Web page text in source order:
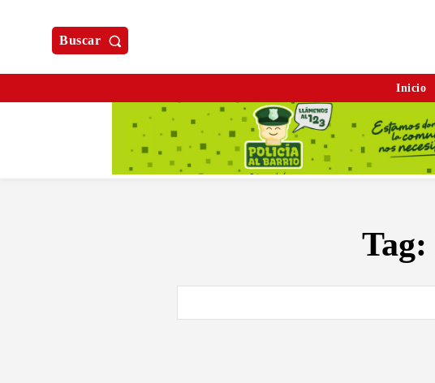
Buscar
Inicio
Tag: